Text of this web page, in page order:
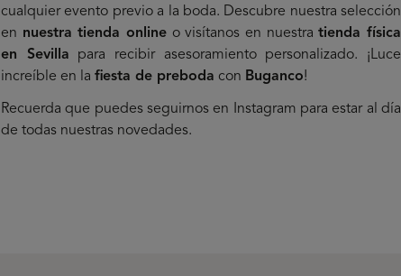
cualquier evento previo a la boda. Descubre nuestra selección
en nuestra tienda online o visítanos en nuestratienda física
en Sevilla para recibir asesoramiento personalizado. ¡Luce
increíble en la fiesta de preboda con Buganco!
Recuerda que puedes seguirnos en Instagram para estar al día
de todas nuestras novedades.